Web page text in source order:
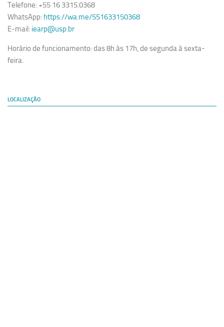
USP Analisa
Publicações
Relatórios
Telefone: +55 16 3315.0368
WhatsApp: https://wa.me/551633150368
E-mail: iearp@usp.br
Horário de funcionamento: das 8h às 17h, de segunda à sexta-
feira.
LOCALIZAÇÃO